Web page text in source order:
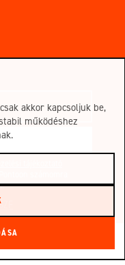
tájékoztató
számomra
akkor kapcsoljuk be,
működéshez